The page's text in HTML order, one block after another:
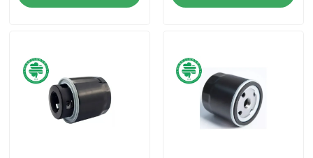
أشرطة فيديو
معلومات عنا